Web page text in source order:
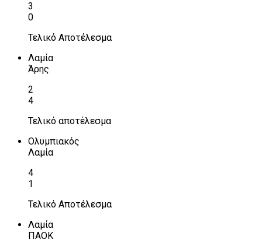
3
0
Τελικό Αποτέλεσμα
Λαμία
Άρης
2
4
Τελικό αποτέλεσμα
Ολυμπιακός
Λαμία
4
1
Τελικό Αποτέλεσμα
Λαμία
ΠΑΟΚ